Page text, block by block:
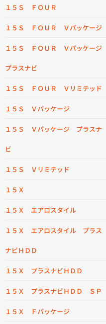
１５Ｓ ＦＯＵＲ
１５Ｓ ＦＯＵＲ Ｖパッケージ
１５Ｓ ＦＯＵＲ Ｖパッケージ
プラスナビ
１５Ｓ ＦＯＵＲ Ｖリミテッド
１５Ｓ Ｖパッケージ
１５Ｓ Ｖパッケージ プラスナ
ビ
１５Ｓ Ｖリミテッド
１５Ｘ
１５Ｘ エアロスタイル
１５Ｘ エアロスタイル プラス
ナビＨＤＤ
１５Ｘ プラスナビＨＤＤ
１５Ｘ プラスナビＨＤＤ ＳＰ
１５Ｘ Ｆパッケージ